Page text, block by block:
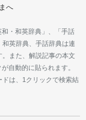
へ
・和英辞典」、「手話
英辞典、手話辞典は連
また、解説記事の本文
自動的に貼られます。
は、1クリックで検索結